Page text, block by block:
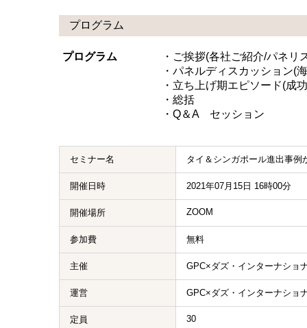
プログラム
プログラム
・ご挨拶(各社ご紹介/パネリ
・パネルディスカッション(
・立ち上げ期エピソード(成
・総括
・Q＆A セッション
セミナー名 タイ＆シンガポール進出事例
開催日時 2021年07月15日 16時00分
開催場所 ZOOM
参加費 無料
主催 GPC×ダズ・インターナショ
運営 GPC×ダズ・インターナショ
定員 30